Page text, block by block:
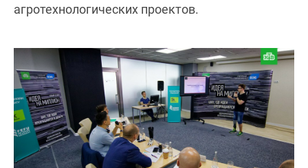
агротехнологических проектов.